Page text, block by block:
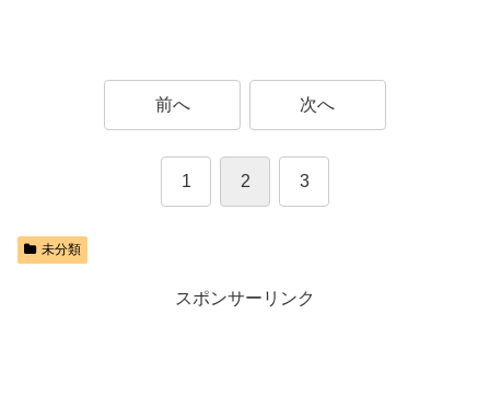
前へ 次へ
1 2 3
未分類
スポンサーリンク